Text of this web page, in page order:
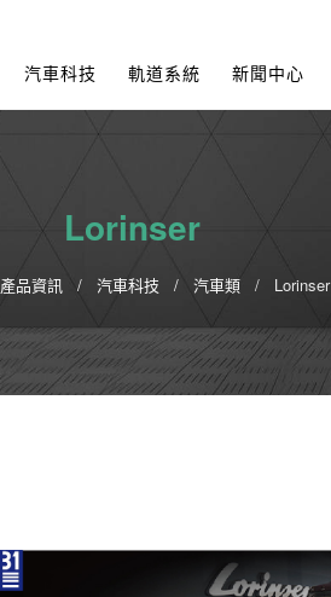
汽車科技 軌道系統 新聞中心
Lorinser
產品資訊 汽車科技 汽車類 Lorinser